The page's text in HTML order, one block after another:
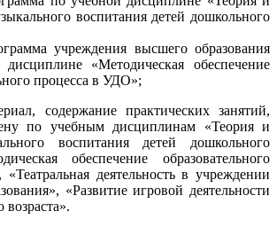
воспитания детей дошкольного
учреждения высшего образования
«Методическая обеспечение
процесса в УДО»;
содержание практических занятий,
по учебным дисциплинам «Теория и
воспитания детей дошкольного
обеспечение образовательного
деятельность в учреждении
«Развитие игровой деятельности
возраста».